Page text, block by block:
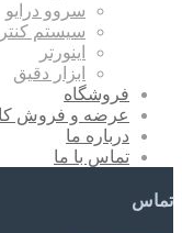
سروو درایو
سیستم
اینورتر
ابزار دقیق
فروشگاه
عرضه و فروش
درباره ما
تماس با ما
تماس